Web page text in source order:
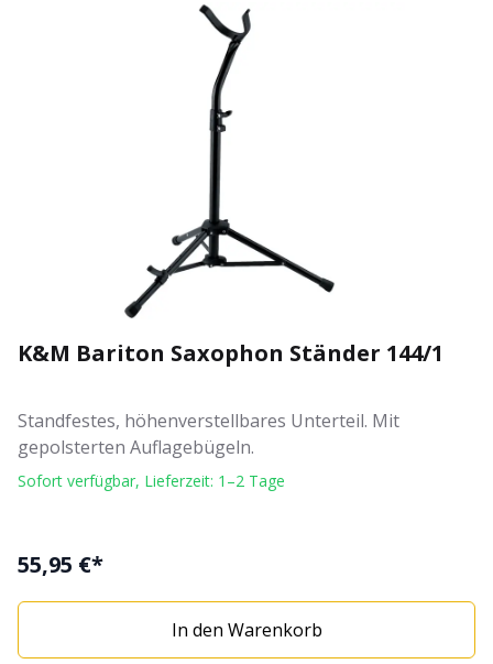
K&M Bariton Saxophon Ständer 144/1
Standfestes, höhenverstellbares Unterteil. Mit
gepolsterten Auflagebügeln.
Sofort verfügbar, Lieferzeit: 1–2 Tage
55,95 €*
In den Warenkorb